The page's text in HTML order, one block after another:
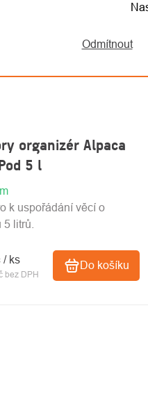
Odmítnout
organizér Alpaca
5 l
bez DPH
/ ks Do košíku
k uspořádání věcí o
litrů.